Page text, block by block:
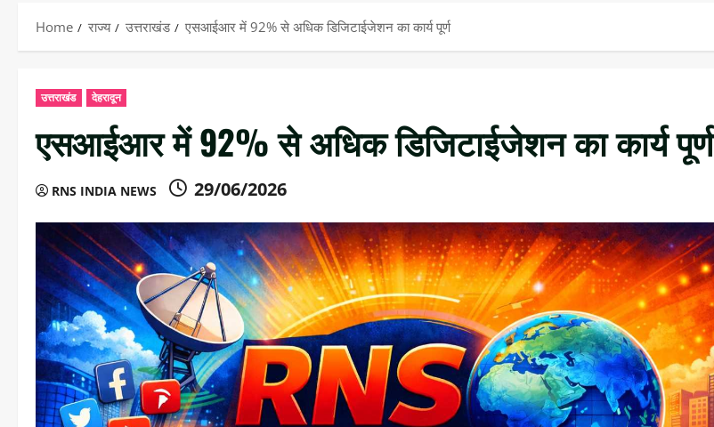
Home राज्य उत्तराखंड एसआईआर में 92% से अधिक डिजिटाईजेशन का कार्य पूर्ण
उत्तराखंड देहरादून
एसआईआर में 92% से अधिक डिजिटाईजेशन का कार्य पूर्ण
RNS INDIA NEWS 29/06/2026